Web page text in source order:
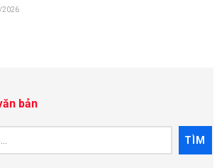
2026
bản
TÌM